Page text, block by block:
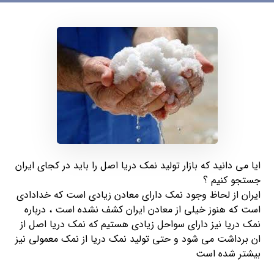
ایا می دانید که بازار تولید نمک دریا اصل را باید در کجای ایران
جستجو کنیم ؟
ایران از لحاظ وجود نمک دارای معادن زیادی است که خدادادی
است که هنوز خیلی از معادن ایران کشف نشده است ، درباره
نمک دریا نیز دارای سواحل زیادی هستیم که نمک دریا اصل از
ان برداشت می شود و حتی تولید نمک دریا از نمک معمولی نیز
بیشتر شده است